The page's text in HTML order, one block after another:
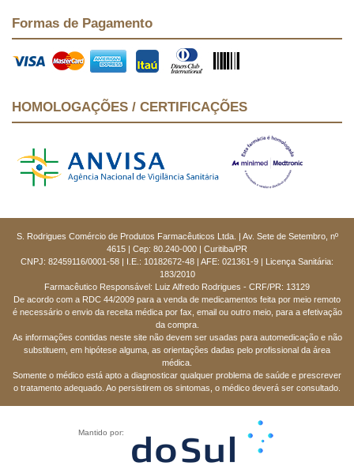
Formas de Pagamento
HOMOLOGAÇÕES / CERTIFICAÇÕES
S. Rodrigues Comércio de Produtos Farmacêuticos Ltda. | Av. Sete de Setembro, nº
4615 | Cep: 80.240-000 | Curitiba/PR
CNPJ: 82459116/0001-58 | I.E.: 10182672-48 | AFE: 021361-9 | Licença Sanitária:
183/2010
Farmacêutico Responsável: Luiz Alfredo Rodrigues - CRF/PR: 13129
De acordo com a RDC 44/2009 para a venda de medicamentos feita por meio remoto
é necessário o envio da receita médica por fax, email ou outro meio, para a efetivação
da compra.
As informações contidas neste site não devem ser usadas para automedicação e não
substituem, em hipótese alguma, as orientações dadas pelo profissional da área
médica.
Somente o médico está apto a diagnosticar qualquer problema de saúde e prescrever
o tratamento adequado. Ao persistirem os sintomas, o médico deverá ser consultado.
Mantido por: